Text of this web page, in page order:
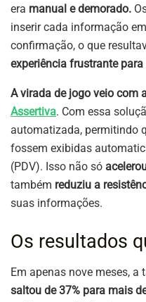
era manual e demorado.
inserir cada informação
confirmação, o que
experiência frustrante
A virada de jogo veio com
Assertiva. Com essa
automatizada, permitindo
fossem exibidas
(PDV). Isso não só
também reduziu a
suas informações.
Os resultados
Em apenas nove meses,
saltou de 37% para mais